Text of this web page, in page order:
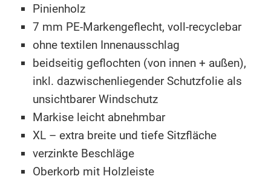
Pinienholz
7 mm PE-Markengeflecht, voll-recyclebar
ohne textilen Innenausschlag
beidseitig geflochten (von innen + außen),
inkl. dazwischenliegender Schutzfolie als
unsichtbarer Windschutz
Markise leicht abnehmbar
XL – extra breite und tiefe Sitzfläche
verzinkte Beschläge
Oberkorb mit Holzleiste